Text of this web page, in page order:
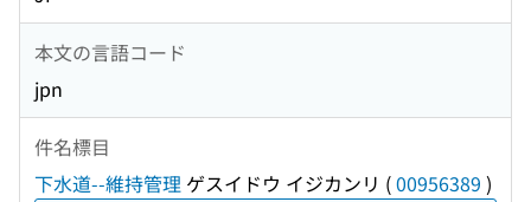
本文の言語コード
jpn
件名標目
下水道--維持管理 ゲスイドウ イジカンリ (00956389 )